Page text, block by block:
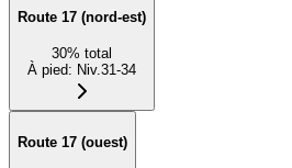
Route 17 (nord-est)
30% total
À pied: Niv.31-34
Route 17 (ouest)